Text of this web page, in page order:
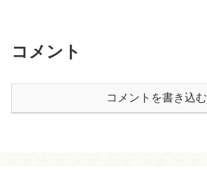
コメント
コメントを書き込む